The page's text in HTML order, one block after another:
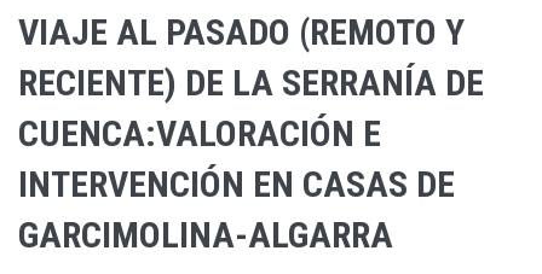
VIAJE AL PASADO (REMOTO Y
RECIENTE) DE LA SERRANÍA DE
CUENCA:VALORACIÓN E
INTERVENCIÓN EN CASAS DE
GARCIMOLINA-ALGARRA